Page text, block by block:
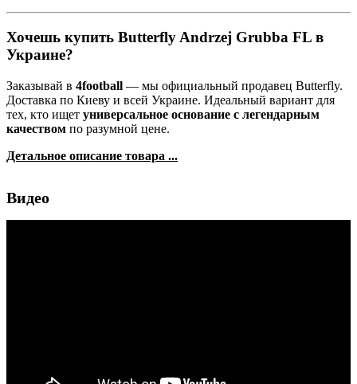
Хочешь купить Butterfly Andrzej Grubba FL в
Украине?
Заказывай в 4football — мы официальный продавец Butterfly.
Доставка по Киеву и всей Украине. Идеальный вариант для
тех, кто ищет универсальное основание с легендарным
качеством по разумной цене.
Детальное описание товара ...
Видео